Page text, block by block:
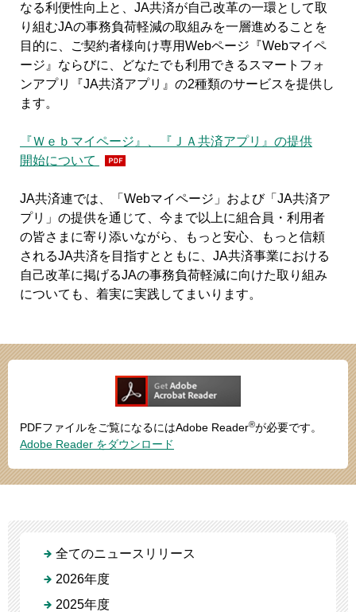
なる利便性向上と、JA共済が自己改革の一環として取
り組むJAの事務負荷軽減の取組みを一層進めることを
目的に、ご契約者様向け専用Webページ『Webマイペ
ージ』ならびに、どなたでも利用できるスマートフォ
ンアプリ『JA共済アプリ』の2種類のサービスを提供し
ます。
『Ｗｅｂマイページ』、『ＪＡ共済アプリ』の提供
開始について
JA共済連では、「Webマイページ」および「JA共済ア
プリ」の提供を通じて、今まで以上に組合員・利用者
の皆さまに寄り添いながら、もっと安心、もっと信頼
されるJA共済を目指すとともに、JA共済事業における
自己改革に掲げるJAの事務負荷軽減に向けた取り組み
についても、着実に実践してまいります。
PDFファイルをご覧になるにはAdobe Reader®が必要です。
Adobe Reader をダウンロード
全てのニュースリリース
2026年度
2025年度